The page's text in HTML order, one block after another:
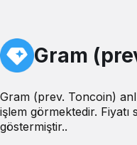
Gram
Gram (prev. Toncoin)
işlem görmektedir.
göstermiştir..